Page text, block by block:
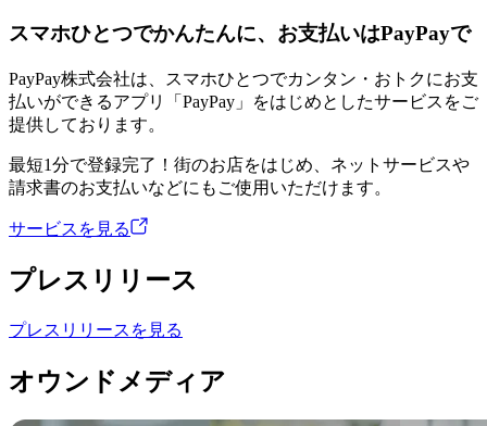
スマホひとつでかんたんに、お支払いはPayPayで
PayPay株式会社は、スマホひとつでカンタン・おトクにお支
払いができるアプリ「PayPay」をはじめとしたサービスをご
提供しております。
最短1分で登録完了！街のお店をはじめ、ネットサービスや
請求書のお支払いなどにもご使用いただけます。
サービスを見る
プレスリリース
プレスリリースを見る
オウンドメディア